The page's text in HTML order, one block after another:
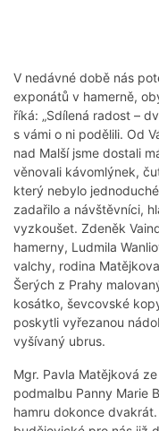
V nedávné době nás
exponátů v hamerně,
říká: „Sdílená radost –
s vámi o ni podělili. Od
nad Malší jsme dostali
věnovali kávomlýnek,
který nebylo
zadařilo a návštěvníci,
vyzkoušet. Zdeněk
hamerny, Ludmila
valchy, rodina
Šerých z Prahy
kosátko, ševcovské
poskytli vyřezanou
vyšívaný ubrus.
Mgr. Pavla Matějková
podmalbu Panny Marie
hamru dokonce